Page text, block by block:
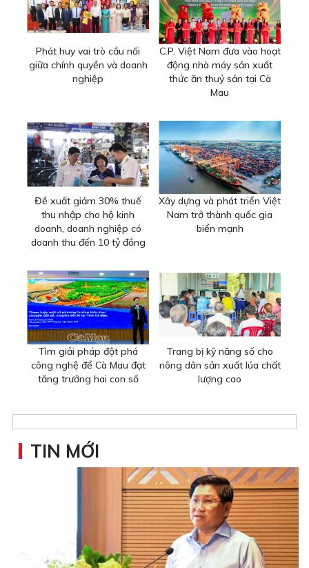
Phát huy vai trò cầu nối
giữa chính quyền và doanh
nghiệp
C.P. Việt Nam đưa vào hoạt
động nhà máy sản xuất
thức ăn thuỷ sản tại Cà
Mau
Đề xuất giảm 30% thuế
thu nhập cho hộ kinh
doanh, doanh nghiệp có
doanh thu đến 10 tỷ đồng
Xây dựng và phát triển Việt
Nam trở thành quốc gia
biển mạnh
Tìm giải pháp đột phá
công nghệ để Cà Mau đạt
tăng trưởng hai con số
Trang bị kỹ năng số cho
nông dân sản xuất lúa chất
lượng cao
TIN MỚI